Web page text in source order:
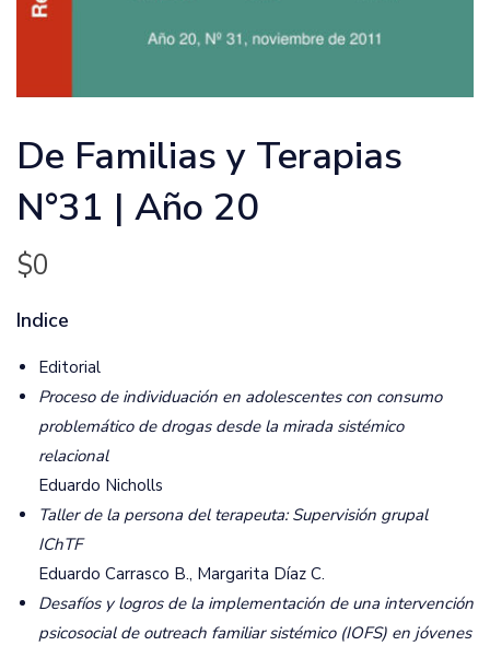
De Familias y Terapias
N°31 | Año 20
$0
Indice
Editorial
Proceso de individuación en adolescentes con consumo
problemático de drogas desde la mirada sistémico
relacional
Eduardo Nicholls
Taller de la persona del terapeuta: Supervisión grupal
IChTF
Eduardo Carrasco B., Margarita Díaz C.
Desafíos y logros de la implementación de una intervención
psicosocial de outreach familiar sistémico (IOFS) en jóvenes